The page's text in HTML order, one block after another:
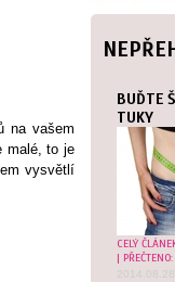
BUĎTE
TUKY
CELÝ
|
2014.08.28
na vašem
malé, to je
vysvětlí